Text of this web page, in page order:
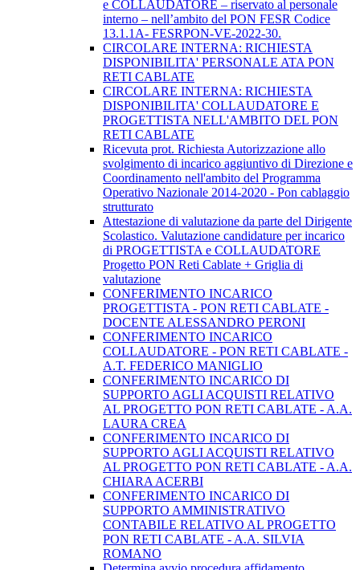
e COLLAUDATORE – riservato al personale
interno – nell’ambito del PON FESR Codice
13.1.1A- FESRPON-VE-2022-30.
CIRCOLARE INTERNA: RICHIESTA
DISPONIBILITA' PERSONALE ATA PON
RETI CABLATE
CIRCOLARE INTERNA: RICHIESTA
DISPONIBILITA' COLLAUDATORE E
PROGETTISTA NELL'AMBITO DEL PON
RETI CABLATE
Ricevuta prot. Richiesta Autorizzazione allo
svolgimento di incarico aggiuntivo di Direzione e
Coordinamento nell'ambito del Programma
Operativo Nazionale 2014-2020 - Pon cablaggio
strutturato
Attestazione di valutazione da parte del Dirigente
Scolastico. Valutazione candidature per incarico
di PROGETTISTA e COLLAUDATORE
Progetto PON Reti Cablate + Griglia di
valutazione
CONFERIMENTO INCARICO
PROGETTISTA - PON RETI CABLATE -
DOCENTE ALESSANDRO PERONI
CONFERIMENTO INCARICO
COLLAUDATORE - PON RETI CABLATE -
A.T. FEDERICO MANIGLIO
CONFERIMENTO INCARICO DI
SUPPORTO AGLI ACQUISTI RELATIVO
AL PROGETTO PON RETI CABLATE - A.A.
LAURA CREA
CONFERIMENTO INCARICO DI
SUPPORTO AGLI ACQUISTI RELATIVO
AL PROGETTO PON RETI CABLATE - A.A.
CHIARA ACERBI
CONFERIMENTO INCARICO DI
SUPPORTO AMMINISTRATIVO
CONTABILE RELATIVO AL PROGETTO
PON RETI CABLATE - A.A. SILVIA
ROMANO